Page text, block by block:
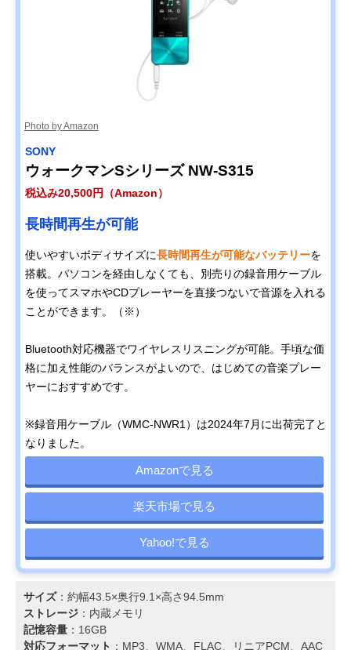
Photo by Amazon
SONY
ウォークマンSシリーズ NW-S315
税込み20,500円（Amazon）
長時間再生が可能
使いやすいボディサイズに長時間再生が可能なバッテリーを
搭載。パソコンを経由しなくても、別売りの録音用ケーブル
を使ってスマホやCDプレーヤーを直接つないで音源を入れる
ことができます。（※）
Bluetooth対応機器でワイヤレスリスニングが可能。手頃な価
格に加え性能のバランスがよいので、はじめての音楽プレー
ヤーにおすすめです。
※録音用ケーブル（WMC-NWR1）は2024年7月に出荷完了と
なりました。
Amazonで見る
楽天市場で見る
Yahoo!で見る
サイズ：約幅43.5×奥行9.1×高さ94.5mm
ストレージ ：​内蔵メモリ
記憶容量 ：16GB
対応フォーマット ：MP3、WMA、FLAC、リニアPCM、AAC